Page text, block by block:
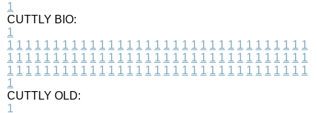
1
CUTTLY BIO:
1
1 1 1 1 1 1 1 1 1 1 1 1 1 1 1 1 1 1 1 1 1 1 1 1 1 1 1 1 1 1 1 1 1
1 1 1 1 1 1 1 1 1 1 1 1 1 1 1 1 1 1 1 1 1 1 1 1 1 1 1 1 1 1 1 1 1
1 1 1 1 1 1 1 1 1 1 1 1 1 1 1 1 1 1 1 1 1 1 1 1 1 1 1 1 1 1 1 1 1
1
CUTTLY OLD:
1